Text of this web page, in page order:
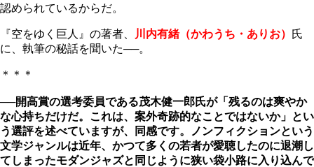
認められているからだ。
『空をゆく巨人』の著者、 川内有緒（かわうち・ありお） 氏
に、執筆の秘話を聞いた──。
＊＊＊
──開高賞の選考委員である茂木健一郎氏が「残るのは爽やか
な心持ちだけだ。これは、案外奇跡的なことではないか」とい
う選評を述べていますが、同感です。ノンフィクションという
文学ジャンルは近年、かつて多くの若者が愛聴したのに退潮し
てしまったモダンジャズと同じように狭い袋小路に入り込んで